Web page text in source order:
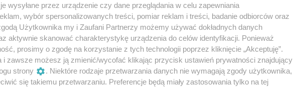
Bezpieczne
wakacje zaczynają
się od profilaktyki
Autor artykułu:
RED/KD
"Współpraca jest
kluczem, aby
samorząd odnosił
sukces". Waldemar
Trelka o
działaniach
powiatu
wysyłane przez urządzenie czy dane przeglądania w celu zapewniania
wybór spersonalizowanych treści, pomiar reklam i treści, badanie odbiorców oraz
Użytkownika my i Zaufani Partnerzy możemy używać dokładnych danych
aktywnie skanować charakterystykę urządzenia do celów identyfikacji. Ponieważ
prosimy o zgodę na korzystanie z tych technologii poprzez kliknięcie „Akceptuję”.
i zawsze możesz ją zmienić/wycofać klikając przycisk ustawień prywatności znajdujący
strony
. Niektóre rodzaje przetwarzania danych nie wymagają zgody użytkownika,
się takiemu przetwarzaniu. Preferencje będą miały zastosowania tylko na tej